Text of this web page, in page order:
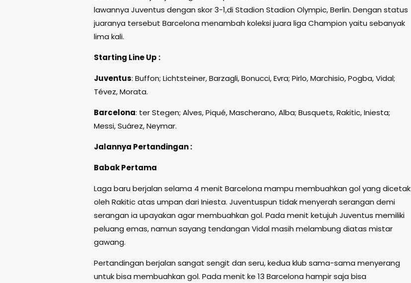
lawannya Juventus dengan skor 3-1,di Stadion Stadion Olympic, Berlin. Dengan status
juaranya tersebut Barcelona menambah koleksi juara liga Champion yaitu sebanyak
lima kali.
Starting Line Up :
Juventus: Buffon; Lichtsteiner, Barzagli, Bonucci, Evra; Pirlo, Marchisio, Pogba, Vidal;
Tévez, Morata.
Barcelona: ter Stegen; Alves, Piqué, Mascherano, Alba; Busquets, Rakitic, Iniesta;
Messi, Suárez, Neymar.
Jalannya Pertandingan :
Babak Pertama
Laga baru berjalan selama 4 menit Barcelona mampu membuahkan gol yang dicetak
oleh Rakitic atas umpan dari Iniesta. Juventuspun tidak menyerah serangan demi
serangan ia upayakan agar membuahkan gol. Pada menit ketujuh Juventus memiliki
peluang emas, namun sayang tendangan Vidal masih melambung diatas mistar
gawang.
Pertandingan berjalan sangat sengit dan seru, kedua klub sama-sama menyerang
untuk bisa membuahkan gol. Pada menit ke 13 Barcelona hampir saja bisa